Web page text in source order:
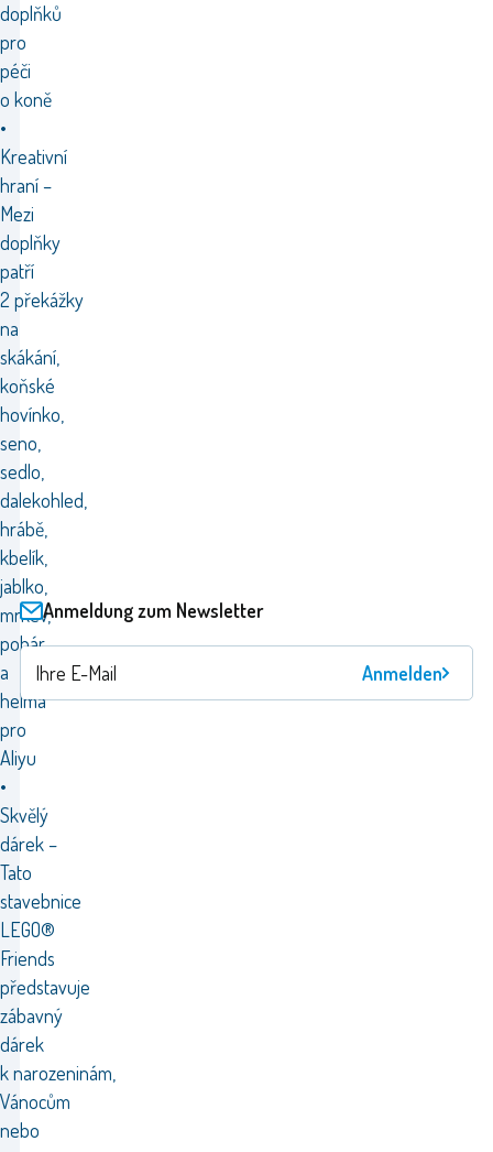
doplňků
pro
péči
o koně
•
Kreativní
hraní –
Mezi
doplňky
patří
2 překážky
na
skákání,
koňské
hovínko,
seno,
sedlo,
dalekohled,
hrábě,
kbelík,
jablko,
mrkev,
pohár
a
helma
pro
Aliyu
•
Skvělý
dárek –
Tato
stavebnice
LEGO®
Friends
představuje
zábavný
dárek
k narozeninám,
Vánocům
nebo
Anmeldung zum Newsletter
Anmelden